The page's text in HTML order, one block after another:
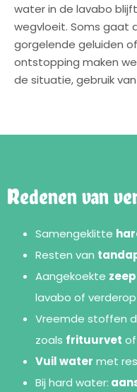
water in de lavabo
wegvloeit. Soms gaat
gorgelende geluiden
ontstopping maken
de situatie, gebruik
Redenen van
Samengeklitte
Resten van
Aangekoekte
lavabo of
Vreemde stoffen
zoals frituurvet
Vuil water met
Bij hard water: